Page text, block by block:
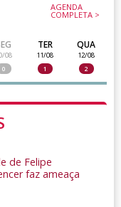
AGENDA
COMPLETA >
08
0
TER
11/08
1
QUA
12/08
2
de Felipe
faz ameaça